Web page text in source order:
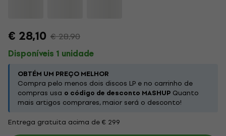
€ 28,10 € 28,90
Disponíveis 1 unidade
OBTÉM UM PREÇO MELHOR
Compra pelo menos dois discos LP e no carrinho de
compras usa o código de desconto MASHUP Quanto
mais artigos comprares, maior será o desconto!
Entrega gratuita acima de € 299